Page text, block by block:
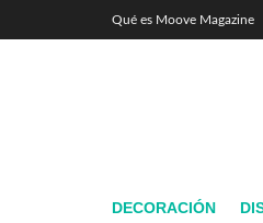
Qué es Moove Magazine
DECORACIÓN